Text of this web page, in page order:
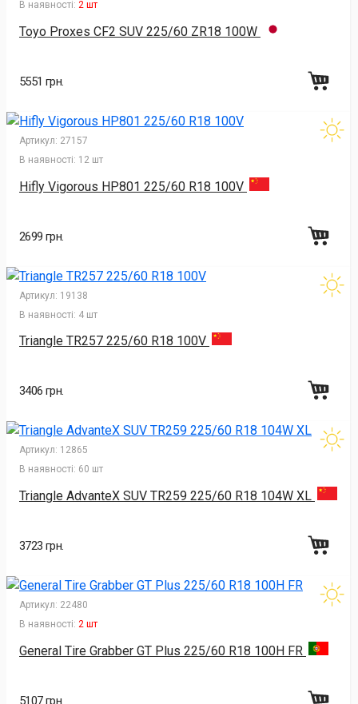
В наявності: 2 шт
Toyo Proxes CF2 SUV 225/60 ZR18 100W
5551 грн.
Артикул: 27157
В наявності: 12 шт
Hifly Vigorous HP801 225/60 R18 100V
2699 грн.
Артикул: 19138
В наявності: 4 шт
Triangle TR257 225/60 R18 100V
3406 грн.
Артикул: 12865
В наявності: 60 шт
Triangle AdvanteX SUV TR259 225/60 R18 104W XL
3723 грн.
Артикул: 22480
В наявності: 2 шт
General Tire Grabber GT Plus 225/60 R18 100H FR
5107 грн.